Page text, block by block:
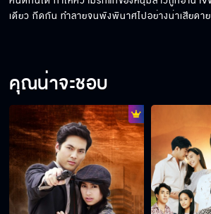
เดียว กีดกัน ทำลายจนพังพินาศไปอย่างน่าเสียดา
คุณน่าจะชอบ